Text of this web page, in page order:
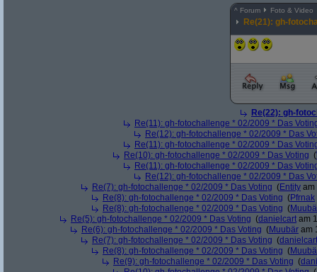
^ Forum Foto & Video
Re(21): gh-
Re(22): gh-
Re(11): gh-fotochallenge * 02/2009 * Das
Re(12): gh-fotochallenge * 02/2009 * Das
Re(11): gh-fotochallenge * 02/2009 * Das
Re(10): gh-fotochallenge * 02/2009 * Das Voting (
Re(11): gh-fotochallenge * 02/2009 * Das
Re(12): gh-fotochallenge * 02/2009 * Das
Re(7): gh-fotochallenge * 02/2009 * Das Voting (Entity am
Re(8): gh-fotochallenge * 02/2009 * Das Voting (Pfrnak
Re(8): gh-fotochallenge * 02/2009 * Das Voting (
Re(5): gh-fotochallenge * 02/2009 * Das Voting (danielcart am
Re(6): gh-fotochallenge * 02/2009 * Das Voting (Muubär am
Re(7): gh-fotochallenge * 02/2009 * Das Voting (danielcart
Re(8): gh-fotochallenge * 02/2009 * Das Voting (
Re(9): gh-fotochallenge * 02/2009 * Das Voting (